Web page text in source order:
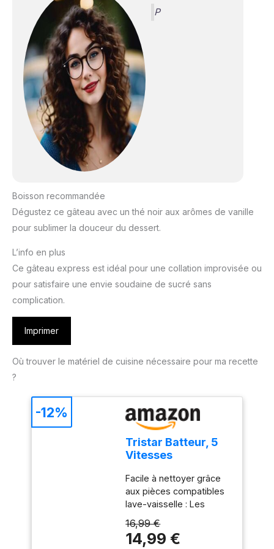
P
Boisson recommandée
Dégustez ce gâteau avec un thé noir aux arômes de vanille
pour sublimer la douceur du dessert.
L’info en plus
Ce gâteau express est idéal pour une collation improvisée ou
pour satisfaire une envie soudaine de sucré sans
complication.
Imprimer
Où trouver le matériel de cuisine nécessaire pour ma recette
?
Tristar Batteur, 5
Vitesses
Design
Ergonomique,
Fouets et Crochets
Inox, Pièces
Compatibles Lave-
Vaisselle, Sans
Facile à nettoyer grâce
aux pièces compatibles
lave-vaisselle : Les
inoxydable, comme les
crochets et fouets, sont
16,99 €
14,99 €
-12%